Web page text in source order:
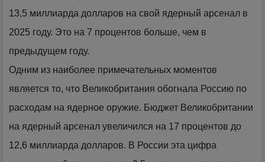
13,5 миллиарда долларов на свой ядерный арсенал в
2025 году. Это на 7 процентов больше, чем в
предыдущем году.
Одним из наиболее примечательных моментов
является то, что Великобритания обогнала Россию по
расходам на ядерное оружие. Бюджет Великобритании
на ядерный арсенал увеличился на 17 процентов до
12,6 миллиарда долларов. В России эта цифра